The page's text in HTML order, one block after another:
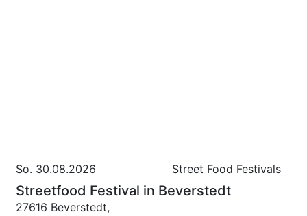
So. 30.08.2026 Street Food Festivals
Streetfood Festival in Beverstedt
27616 Beverstedt,